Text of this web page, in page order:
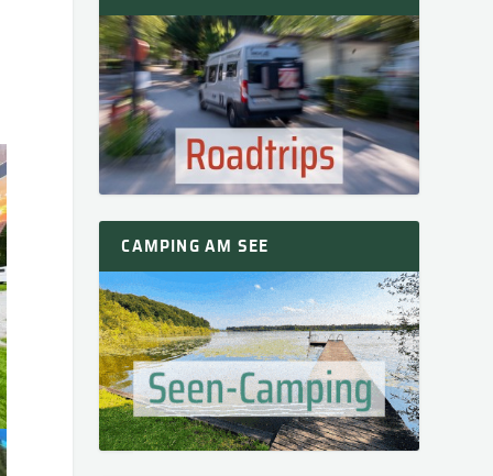
CAMPING AM SEE